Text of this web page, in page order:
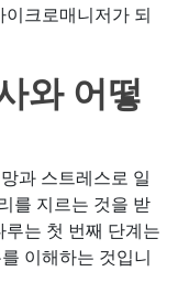
크로매니저가 되
와 어떻
과 스트레스로 일
를 지르는 것을 받
는 첫 번째 단계는
이해하는 것입니